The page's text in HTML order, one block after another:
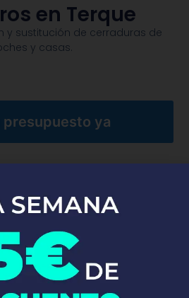
en Terque
y sustitución de cerraduras de
y casas.​
presupuesto ya